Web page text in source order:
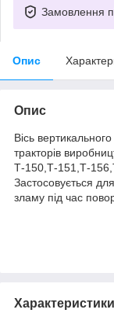
Замовлення
Опис
Опис
Вісь
тракторів
Т-150,Т-151,Т-
Застосовується
зламу під час
Характеристики